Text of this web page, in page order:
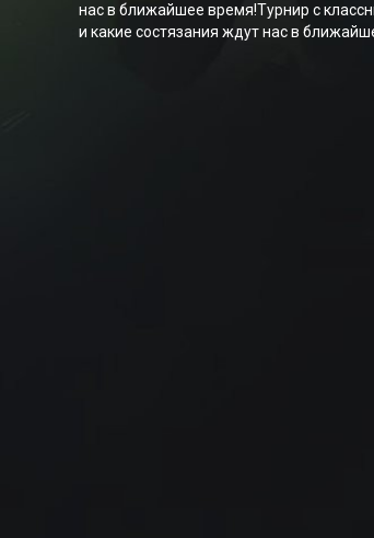
нас в ближайшее время!Турнир с
и какие состязания ждут нас в